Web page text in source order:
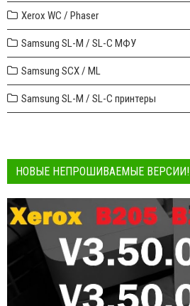
Xerox WC / Phaser
Samsung SL-M / SL-C МФУ
Samsung SCX / ML
Samsung SL-M / SL-C принтеры
НОВЫЕ НЕПРОШИВАЕМЫЕ ВЕРСИИ!